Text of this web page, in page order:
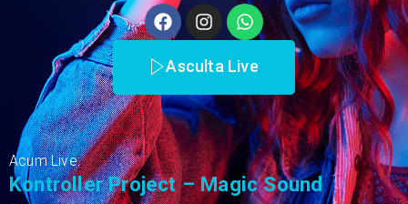
Asculta Live
Acum Live:
Kontroller Project – Magic Sound